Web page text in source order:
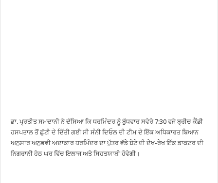
ਡਾ. ਪ੍ਰਤੀਤ ਸਮਦਾਨੀ ਨੇ ਦੱਸਿਆ ਕਿ ਧਰਮਿੰਦਰ ਨੂੰ ਬੁੱਧਵਾਰ ਸਵੇਰੇ 7:30 ਵਜੇ ਬ੍ਰੀਚ ਕੈਂਡੀ
ਹਸਪਤਾਲ ਤੋਂ ਛੁੱਟੀ ਦੇ ਦਿੱਤੀ ਗਈ ਸੀ ਸੰਨੀ ਦਿਓਲ ਦੀ ਟੀਮ ਦੇ ਇੱਕ ਅਧਿਕਾਰਤ ਬਿਆਨ
ਅਨੁਸਾਰ ਅਨੁਭਵੀ ਅਦਾਕਾਰ ਧਰਮਿੰਦਰ ਦਾ ਪੁੱਤਰ ਵੱਡੇ ਬੇਟੇ ਦੀ ਦੇਖ-ਰੇਖ ਇੱਕ ਡਾਕਟਰ ਦੀ
ਨਿਗਰਾਨੀ ਹੇਠ ਘਰ ਵਿੱਚ ਇਲਾਜ ਅਤੇ ਸਿਹਤਯਾਬੀ ਹੋਵੇਗੀ।